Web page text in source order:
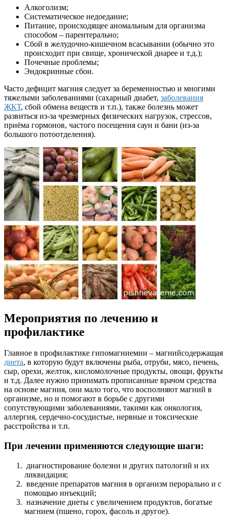
Алкоголизм;
Систематическое недоедание;
Питание, происходящее аномальным для организма
способом – парентерально;
Сбой в желудочно-кишечном всасывании (обычно это
происходит при свище, хронической диарее и т.д.);
Почечные проблемы;
Эндокринные сбои.
Часто дефицит магния следует за беременностью и многими
тяжелыми заболеваниями (сахарный диабет, заболевания
ЖКТ, сбой обмена веществ и т.п.), также болезнь может
развиться из-за чрезмерных физических нагрузок, стрессов,
приёма гормонов, частого посещения саун и бани (из-за
большого потоотделения).
Мероприятия по лечению и
профилактике
Главное в профилактике гипомагниемии – магнийсодержащая
диета, в которую будут включены рыба, отруби, мясо, печень,
сыр, орехи, желток, кисломолочные продукты, овощи, фрукты
и т.д. Далее нужно принимать прописанные врачом средства
на основе магния, они мало того, что восполняют магний в
организме, но и помогают в борьбе с другими
сопутствующими заболеваниями, такими как онкология,
аллергия, сердечно-сосудистые, нервные и токсические
расстройства и т.п.
При лечении применяются следующие шаги:
диагностирование болезни и других патологий и их
ликвидация;
введение препаратов магния в организм перорально и с
помощью инъекций;
назначение диеты с увеличением продуктов, богатые
магнием (пшено, горох, фасоль и другое).